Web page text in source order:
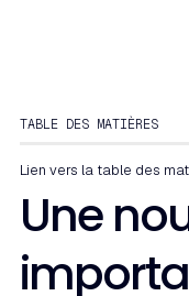
TABLE DES MATIÈRES
Lien vers la table des
Une